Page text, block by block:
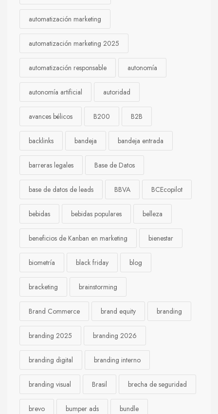
automatización marketing
automatización marketing 2025
automatización responsable autonomía
autonomía artificial autoridad
avances bélicos B200 B2B
backlinks bandeja bandeja entrada
barreras legales Base de Datos
base de datos de leads BBVA BCEcopilot
bebidas bebidas populares belleza
beneficios de Kanban en marketing bienestar
biometría black friday blog
bracketing brainstorming
Brand Commerce brand equity branding
branding 2025 branding 2026
branding digital branding interno
branding visual Brasil brecha de seguridad
brevo bumper ads bundle